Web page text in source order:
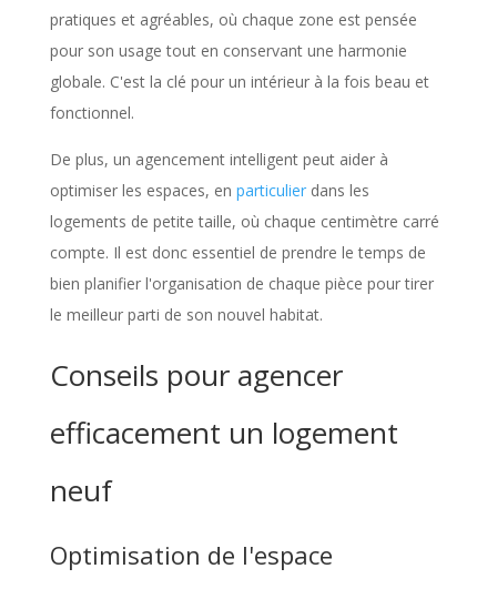
pratiques et agréables, où chaque zone est pensée
pour son usage tout en conservant une harmonie
globale. C'est la clé pour un intérieur à la fois beau et
fonctionnel.
De plus, un agencement intelligent peut aider à
optimiser les espaces, en particulierdans les
logements de petite taille, où chaque centimètre carré
compte. Il est donc essentiel de prendre le temps de
bien planifier l'organisation de chaque pièce pour tirer
le meilleur parti de son nouvel habitat.
Conseils pour agencer
efficacement un logement
neuf
Optimisation de l'espace